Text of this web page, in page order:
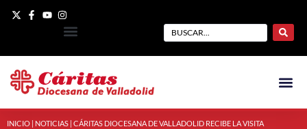
INICIO NOTICIAS CÁRITAS DIOCESANA DE VALLADOLID RECIBE LA VISITA